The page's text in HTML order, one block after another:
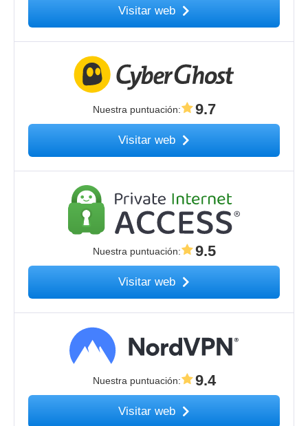
Visitar web
Nuestra puntuación: 9.7
Visitar web
Nuestra puntuación: 9.5
Visitar web
Nuestra puntuación: 9.4
Visitar web